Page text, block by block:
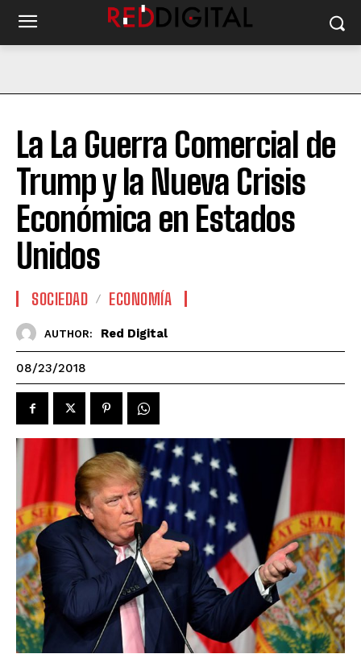
La La Guerra Comercial de
Trump y la Nueva Crisis
Económica en Estados
Unidos
SOCIEDAD ECONOMÍA
AUTHOR: Red Digital
08/23/2018